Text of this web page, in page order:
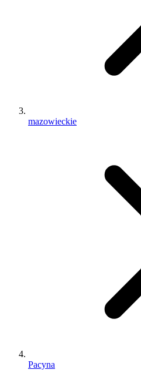
mazowieckie
Pacyna